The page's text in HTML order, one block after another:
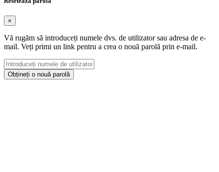
×
Vă rugăm să introduceți numele dvs. de utilizator sau adresa de e-
mail. Veți primi un link pentru a crea o nouă parolă prin e-mail.
Obțineți o nouă parolă